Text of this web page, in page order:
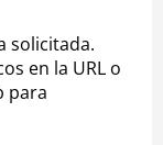
solicitada.
en la URL o
para